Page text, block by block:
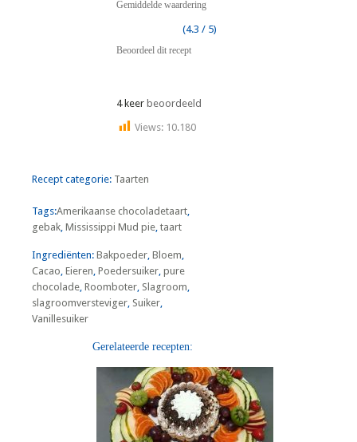
Gemiddelde waardering
(4.3 / 5)
Beoordeel dit recept
4 keer beoordeeld
Views: 10.180
Recept categorie: Taarten
Tags:Amerikaanse chocoladetaart
gebak ,Mississippi Mud pie ,taart
Ingrediënten:Bakpoeder ,Bloem
Cacao ,Eieren ,Poedersuiker ,pure
chocolade ,Roomboter Slagroom
slagroomversteviger Suiker
Vanillesuiker
Gerelateerde recepten: